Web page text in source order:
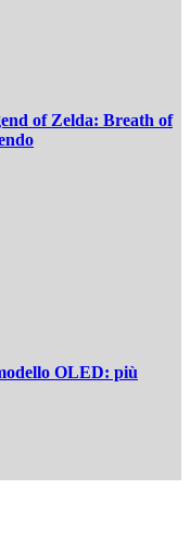
of Zelda: Breath of
OLED: più